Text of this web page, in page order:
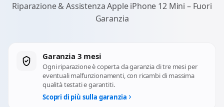
Riparazione & Assistenza Apple iPhone 12 Mini – Fuori
Garanzia
Garanzia 3 mesi
Ogni riparazione è coperta da garanzia di tre mesi per
eventuali malfunzionamenti, con ricambi di massima
qualità testati e garantiti.
Scopri di più sulla garanzia